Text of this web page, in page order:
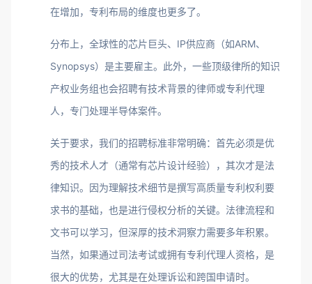
在增加，专利布局的维度也更多了。
分布上，全球性的芯片巨头、IP供应商（如ARM、
Synopsys）是主要雇主。此外，一些顶级律所的知识
产权业务组也会招聘有技术背景的律师或专利代理
人，专门处理半导体案件。
关于要求，我们的招聘标准非常明确：首先必须是优
秀的技术人才（通常有芯片设计经验），其次才是法
律知识。因为理解技术细节是撰写高质量专利权利要
求书的基础，也是进行侵权分析的关键。法律流程和
文书可以学习，但深厚的技术洞察力需要多年积累。
当然，如果通过司法考试或拥有专利代理人资格，是
很大的优势，尤其是在处理诉讼和跨国申请时。